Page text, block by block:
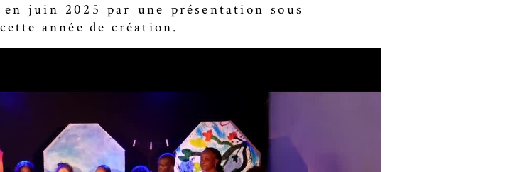
juin 2025 par une présentation sous
année de création.